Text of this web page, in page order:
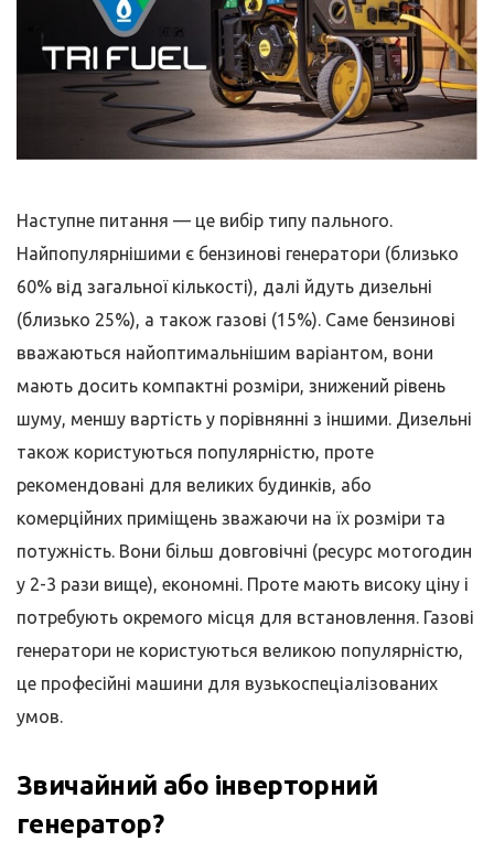
Наступне питання — це вибір типу пального.
Найпопулярнішими є бензинові генератори (близько
60% від загальної кількості), далі йдуть дизельні
(близько 25%), а також газові (15%). Саме бензинові
вважаються найоптимальнішим варіантом, вони
мають досить компактні розміри, знижений рівень
шуму, меншу вартість у порівнянні з іншими. Дизельні
також користуються популярністю, проте
рекомендовані для великих будинків, або
комерційних приміщень зважаючи на їх розміри та
потужність. Вони більш довговічні (ресурс мотогодин
у 2-3 рази вище), економні. Проте мають високу ціну і
потребують окремого місця для встановлення. Газові
генератори не користуються великою популярністю,
це професійні машини для вузькоспеціалізованих
умов.
Звичайний або інверторний
генератор?